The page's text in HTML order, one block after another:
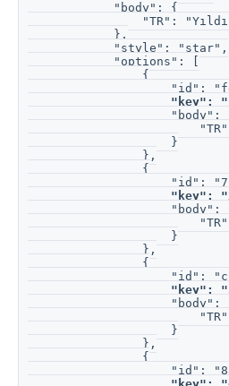
            "body": {
"TR":
            },
            "style": "star",
            "options": [
                {
"id":
"key":
"body":
                    }
                },
                {
"id":
"key":
"body":
                    }
                },
                {
"id":
"key":
"body":
                    }
                },
                {
"id":